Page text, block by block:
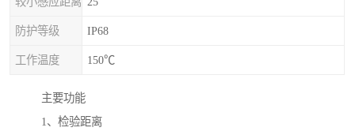
防护等级 IP68
工作温度 150℃
主要功能
1、检验距离